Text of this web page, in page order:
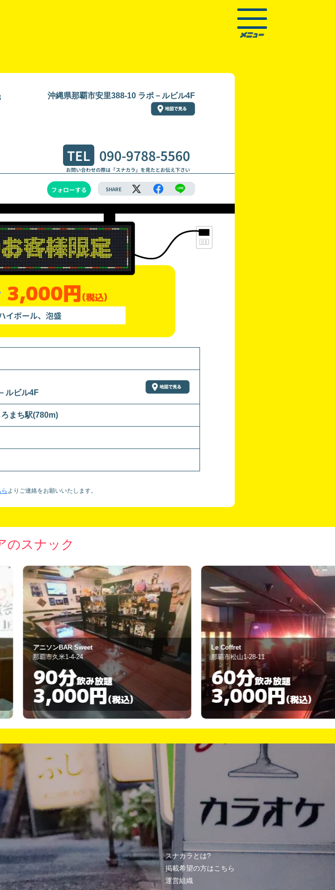
沖縄県那覇市安里388-10 ラポ－ルビル4F
TEL 090-9788-5560
お問い合わせの際は「スナカラ」を見たとお伝え下さい
フォローする SHARE
3,000円(税込)
イボール、泡盛
ルビル4F
まち駅(780m)
より ご連絡をお願いいたします。
のスナック
(税込)
Le Coffret
那覇市松山1-28-11
60分
3,000円
ラウンジ 煌
那覇市久米1-1-21
60分
スナカラとは?
掲載希望の方はこちら
運営組織